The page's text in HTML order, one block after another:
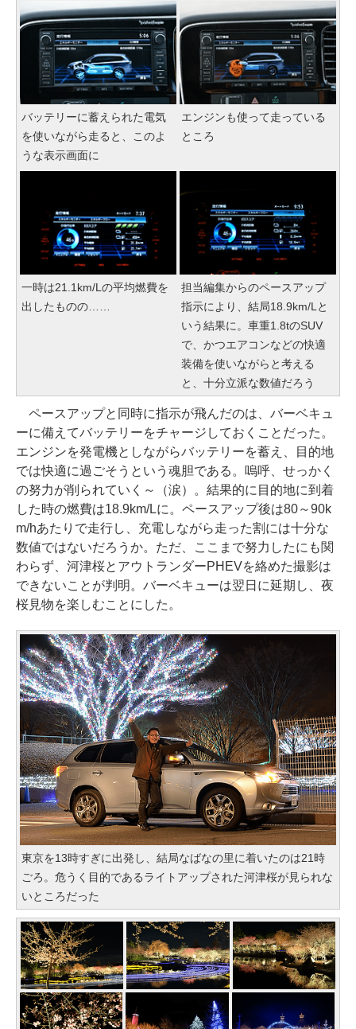
バッテリーに蓄えられた電気
を使いながら走ると、このよ
うな表示画面に
エンジンも使って走っている
ところ
一時は21.1km/Lの平均燃費を
出したものの……
担当編集からのペースアップ
指示により、結局18.9km/Lと
いう結果に。車重1.8tのSUV
で、かつエアコンなどの快適
装備を使いながらと考える
と、十分立派な数値だろう
ペースアップと同時に指示が飛んだのは、バーベキュ
ーに備えてバッテリーをチャージしておくことだった。
エンジンを発電機としながらバッテリーを蓄え、目的地
では快適に過ごそうという魂胆である。嗚呼、せっかく
の努力が削られていく～（涙）。結果的に目的地に到着
した時の燃費は18.9km/Lに。ペースアップ後は80～90k
m/hあたりで走行し、充電しながら走った割には十分な
数値ではないだろうか。ただ、ここまで努力したにも関
わらず、河津桜とアウトランダーPHEVを絡めた撮影は
できないことが判明。バーベキューは翌日に延期し、夜
桜見物を楽しむことにした。
東京を13時すぎに出発し、結局なばなの里に着いたのは21時
ごろ。危うく目的であるライトアップされた河津桜が見られな
いところだった